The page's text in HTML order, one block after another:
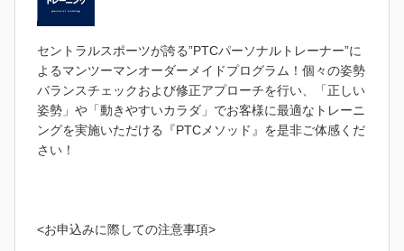
セントラルスポーツが誇る”PTCパーソナルトレーナー”に
よるマンツーマンオーダーメイドプログラム！個々の姿勢
バランスチェックおよび修正アプローチを行い、「正しい
姿勢」や「動きやすいカラダ」でお客様に最適なトレーニ
ングを実施いただける『PTCメソッド』を是非ご体感くだ
さい！
<お申込みに際しての注意事項>